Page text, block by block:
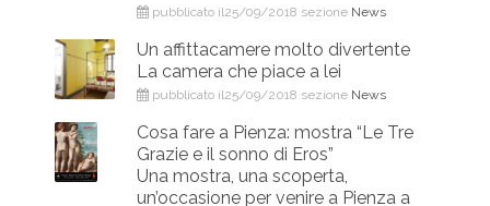
pubblicato il25/09/2018 sezione News
Un affittacamere molto divertente
La camera che piace a lei
pubblicato il25/09/2018 sezione News
Cosa fare a Pienza: mostra “Le Tre
Grazie e il sonno di Eros”
Una mostra, una scoperta,
un’occasione per venire a Pienza a